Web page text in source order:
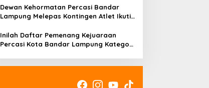
Dewan Kehormatan Percasi Bandar
Lampung Melepas Kontingen Atlet Ikuti
Inilah Daftar Pemenang Kejuaraan
Percasi Kota Bandar Lampung Kategori